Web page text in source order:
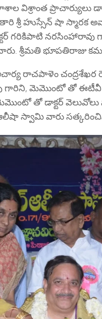
విశ్రాంత
శ్రీ హుస్సేన్ షా స్మారక
గరికిపాటి నరసింహారావు
శ్రీమతి భూపతిరాజు
రాచపాళెం
మెమొంటో తో ఈటీవీ
తో డాక్టర్
స్వామి వారు